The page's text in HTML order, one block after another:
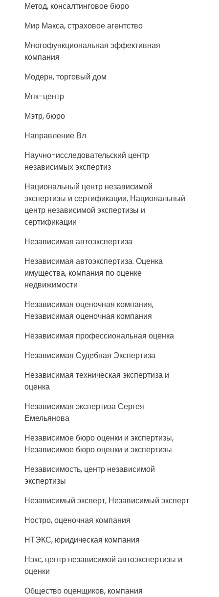
Метод, консалтинговое бюро
Мир Макса, страховое агентство
Многофункциональная эффективная
компания
Модерн, торговый дом
Мпк-центр
Мэтр, бюро
Направление Вл
Научно-исследовательский центр
независимых экспертиз
Национальный центр независимой
экспертизы и сертификации, Национальный
центр независимой экспертизы и
сертификации
Независимая автоэкспертиза
Независимая автоэкспертиза. Оценка
имущества, компания по оценке
недвижимости
Независимая оценочная компания,
Независимая оценочная компания
Независимая профессиональная оценка
Независимая Судебная Экспертиза
Независимая техническая экспертиза и
оценка
Независимая экспертиза Сергея
Емельянова
Независимое бюро оценки и экспертизы,
Независимое бюро оценки и экспертизы
Независимость, центр независимой
экспертизы
Независимый эксперт, Независимый эксперт
Ностро, оценочная компания
НТЭКС, юридическая компания
Нэкс, центр независимой автоэкспертизы и
оценки
Общество оценщиков, компания